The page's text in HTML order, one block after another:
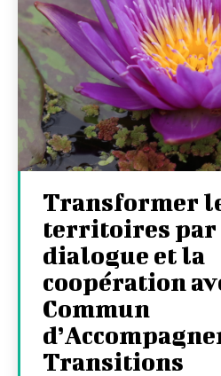
Transformer
territoires par
dialogue et la
coopération
Commun
Transitions